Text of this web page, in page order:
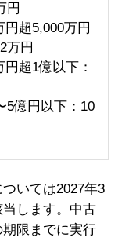
円
円超5,000万円
万円
円超1億以下：
5億円以下：10
いては2027年3
します。中古
限までに実行